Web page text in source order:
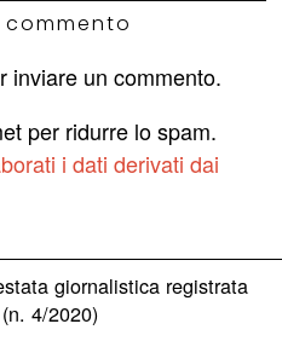
commento
inviare un commento.
per ridurre lo spam.
i dati derivati dai
giornalistica registrata
4/2020)